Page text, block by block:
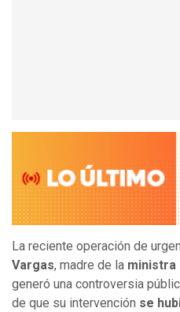
La reciente operación de
Vargas, madre de la ministra
generó una controversia
de que su intervención se